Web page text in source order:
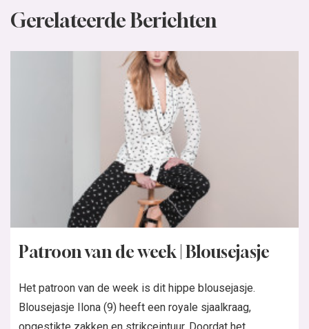
Gerelateerde Berichten
Patroon van de week | Blousejasje
Het patroon van de week is dit hippe blousejasje.
Blousejasje Ilona (9) heeft een royale sjaalkraag,